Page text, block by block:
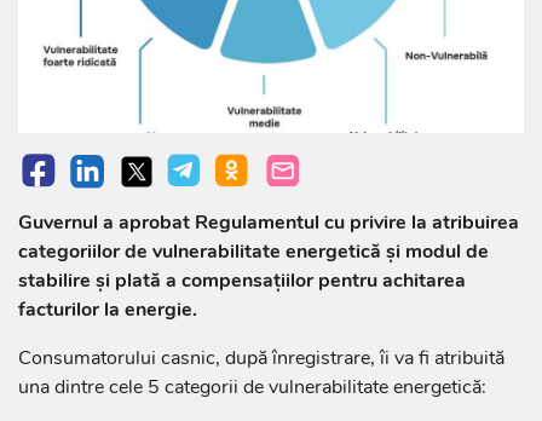
Guvernul a aprobat Regulamentul cu privire la atribuirea
categoriilor de vulnerabilitate energetică și modul de
stabilire și plată a compensațiilor pentru achitarea
facturilor la energie.
Consumatorului casnic, după înregistrare, îi va fi atribuită
una dintre cele 5 categorii de vulnerabilitate energetică: